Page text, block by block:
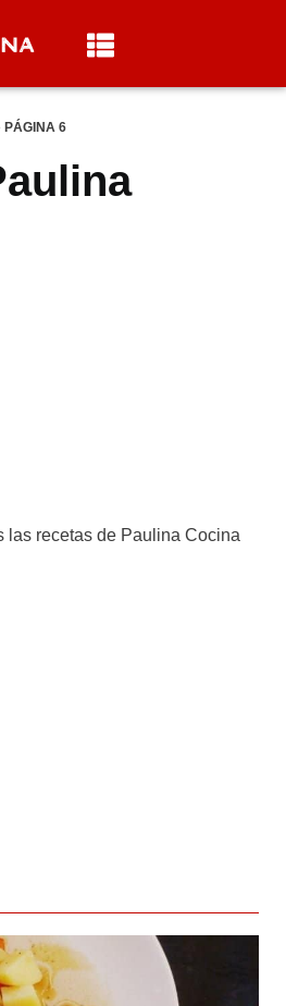
PÁGINA 6
las recetas de Paulina Cocina